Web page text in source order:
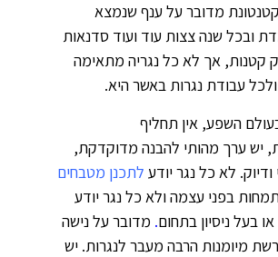
מדובר על ענף שנמצא
ובכל שנה צצות עוד ועוד סדנאות
קטנות, אך לא כל נגריה מתאימה
עבודת נגרות באשר היא.
השפע, אין תחליף
יש ערך מהותי להבנה מדוקדקת,
ודיוק. לא כל נגר יודע לתכנן מטבחים
בפני עצמה ולא כל נגר יודע
בעל ניסיון בתחום. מדובר על נישה
מיומנות הרבה מעבר לנגרות. יש